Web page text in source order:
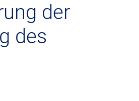
der
des